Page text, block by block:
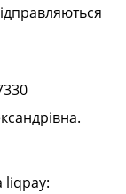
liqpay: